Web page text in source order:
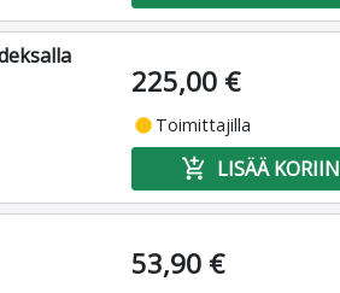
225,00 €
fiber_manual_record Toimittajilla
add_shopping_cart LISÄÄ KORIIN
53,90 €